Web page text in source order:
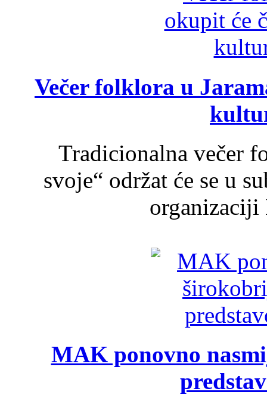
Večer folklora u
Tradicionalna večer
svoje“ održat će se u
organizaciji
MAK ponovno